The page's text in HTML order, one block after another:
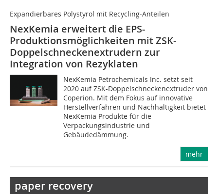
Expandierbares Polystyrol mit Recycling-Anteilen
NexKemia erweitert die EPS-
Produktionsmöglichkeiten mit ZSK-
Doppelschneckenextrudern zur
Integration von Rezyklaten
NexKemia Petrochemicals Inc. setzt seit
2020 auf ZSK-Doppelschneckenextruder von
Coperion. Mit dem Fokus auf innovative
Herstellverfahren und Nachhaltigkeit bietet
NexKemia Produkte für die
Verpackungsindustrie und
Gebäudedämmung.
mehr
paper recovery